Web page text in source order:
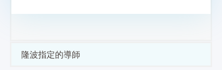
隆波指定的導師